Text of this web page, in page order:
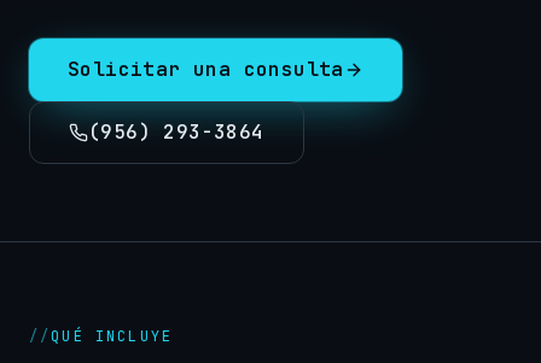
Solicitar una consulta
(956) 293-3864
//QUÉ INCLUYE